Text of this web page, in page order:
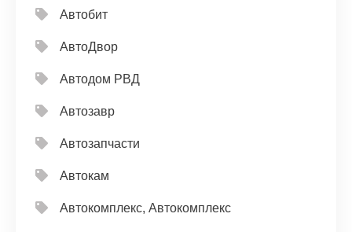
Автобит
АвтоДвор
Автодом РВД
Автозавр
Автозапчасти
Автокам
Автокомплекс, Автокомплекс